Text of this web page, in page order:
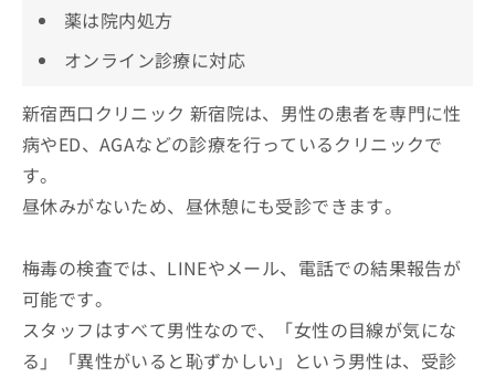
薬は院内処方
オンライン診療に対応
新宿西口クリニック 新宿院は、男性の患者を専門に性
病やED、AGAなどの診療を行っているクリニックで
す。
昼休みがないため、昼休憩にも受診できます。
梅毒の検査では、LINEやメール、電話での結果報告が
可能です。
スタッフはすべて男性なので、「女性の目線が気にな
る」「異性がいると恥ずかしい」という男性は、受診